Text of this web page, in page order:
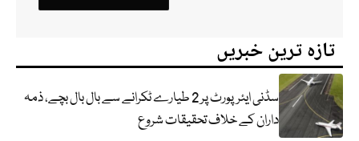
تازہ ترین خبریں
سڈنی ایئرپورٹ پر 2 طیارے ٹکرانے سے بال بال بچے، ذمہ
داران کے خلاف تحقیقات شروع